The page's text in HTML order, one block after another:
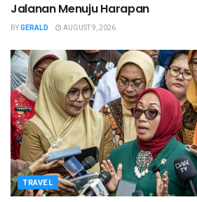
Jalanan Menuju Harapan
BYGERALD AUGUST 9, 2026
TRAVEL